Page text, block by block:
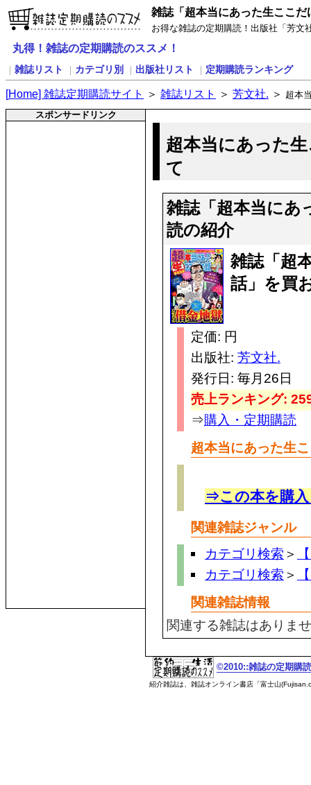
雑誌「超本当にあった生ここだ
お得な雑誌の定期購読！出版社「芳文
丸得！雑誌の定期購読のススメ！
雑誌リスト カテゴリ別 出版社リスト 定期購読ランキング
[Home] 雑誌定期購読サイト ＞ 雑誌リスト ＞ 芳文社. ＞ 超本
スポンサードリンク
超本当にあった
て
雑誌「超本当にあ
読の紹介
雑誌「超
話」を買
定価: 円
出版社: 芳文社.
発行日: 毎月26日
売上ランキング:
⇒購入・定期購読
超本当にあった生
⇒この本を購
関連雑誌ジャンル
カテゴリ検索 ＞
カテゴリ検索 ＞
関連雑誌情報
関連する雑誌はありま
©2010::雑誌の定期購
紹介雑誌は、雑誌オンライン書店「富士山